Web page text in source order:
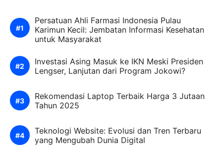
Persatuan Ahli Farmasi Indonesia Pulau
Karimun Kecil: Jembatan Informasi Kesehatan
untuk Masyarakat
Investasi Asing Masuk ke IKN Meski Presiden
Lengser, Lanjutan dari Program Jokowi?
Rekomendasi Laptop Terbaik Harga 3 Jutaan
Tahun 2025
Teknologi Website: Evolusi dan Tren Terbaru
yang Mengubah Dunia Digital